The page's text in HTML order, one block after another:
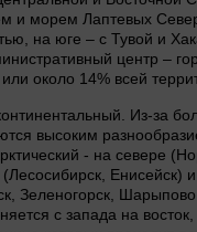
и морем Лаптевых
на юге – с Тувой и
центр –
около 14% всей
Из-за
высоким
- на севере
(Лесосибирск,
Зеленогорск,
с запада на